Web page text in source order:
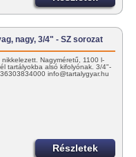
nagy, 3/4" - SZ sorozat
Nagyméretű, 1100 l-
tartályokba alsó kifolyónak. 3/4"-
info@tartalygyar.hu
Részletek